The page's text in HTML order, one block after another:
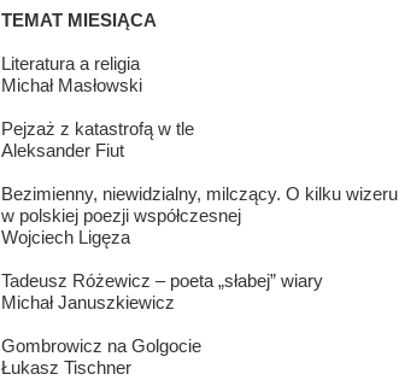
TEMAT MIESIĄCA
Literatura a religia
Michał Masłowski
Pejzaż z katastrofą w tle
Aleksander Fiut
Bezimienny, niewidzialny, milczący. O kilku
w polskiej poezji współczesnej
Wojciech Ligęza
Tadeusz Różewicz – poeta „słabej” wiary
Michał Januszkiewicz
Gombrowicz na Golgocie
Łukasz Tischner